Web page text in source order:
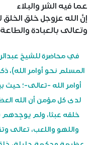
عما فيه الشر والبلاء
إنَّ الله عزوجل خلق
وتعالى بالعبادة
في محاضرة للشيخ
المسلم نحو أوامر
أوامر الله -تعالى-؛ حيث
لدى كل مؤمن أن الله
خلقه عبثا، ولم
واللهو واللعب، تعالى